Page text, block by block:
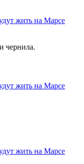
жить на Марсе
чернила.
жить на Марсе
жить на Марсе